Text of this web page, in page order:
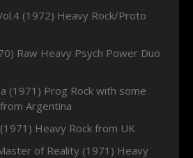
(1972) Heavy Rock/Proto
Raw Heavy Psych Power Duo
(1971) Prog Rock with some
Argentina
Heavy Rock from UK
of Reality (1971) Heavy